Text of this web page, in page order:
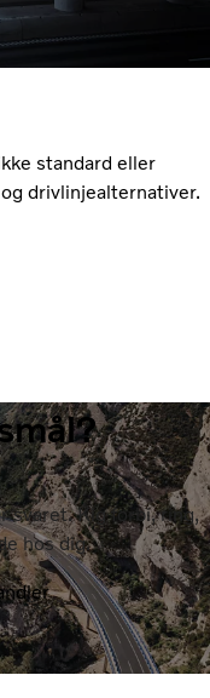
standard eller
drivlinjealternativer.
svaret. Kig forbi, ring,
hos dig.